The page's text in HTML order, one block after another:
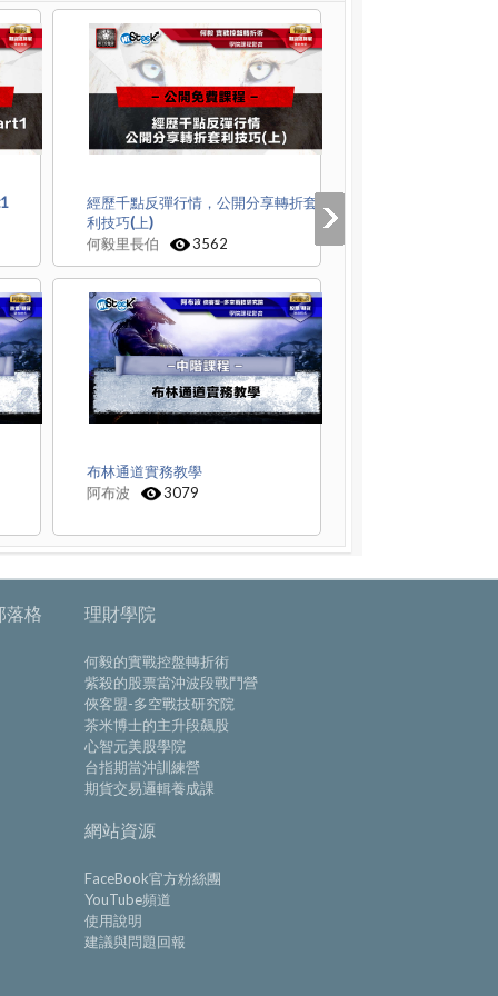
經歷千點反彈行情，公開分享轉折套
利技巧(上)
何毅里長伯
3562
布林通道實務教學
阿布波
3079
落格 理財學院
何毅的實戰控盤轉折術
紫殺的股票當沖波段戰鬥營
俠客盟-多空戰技研究院
茶米博士的主升段飆股
心智元美股學院
台指期當沖訓練營
期貨交易邏輯養成課
網站資源
FaceBook官方粉絲團
YouTube頻道
使用說明
建議與問題回報